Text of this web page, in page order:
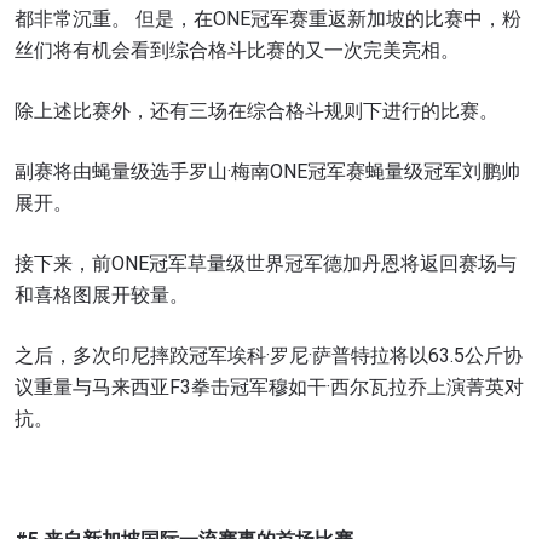
都非常沉重。 但是，在ONE冠军赛重返新加坡的比赛中，粉
丝们将有机会看到综合格斗比赛的又一次完美亮相。
除上述比赛外，还有三场在综合格斗规则下进行的比赛。
副赛将由蝇量级选手罗山·梅南ONE冠军赛蝇量级冠军刘鹏帅
展开。
接下来，前ONE冠军草量级世界冠军德加丹恩将返回赛场与
和喜格图展开较量。
之后，多次印尼摔跤冠军埃科·罗尼·萨普特拉将以63.5公斤协
议重量与马来西亚F3拳击冠军穆如干·西尔瓦拉乔上演菁英对
抗。